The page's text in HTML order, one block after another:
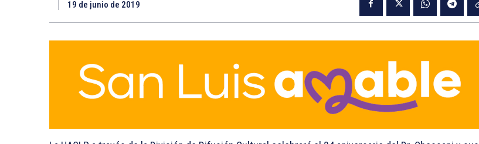
19 de junio de 2019